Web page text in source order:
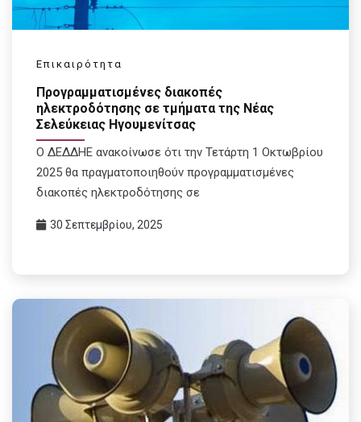
Επικαιρότητα
Προγραμματισμένες διακοπές
ηλεκτροδότησης σε τμήματα της Νέας
Σελεύκειας Ηγουμενίτσας
Ο ΔΕΔΔΗΕ ανακοίνωσε ότι την Τετάρτη 1 Οκτωβρίου
2025 θα πραγματοποιηθούν προγραμματισμένες
διακοπές ηλεκτροδότησης σε
30 Σεπτεμβρίου, 2025